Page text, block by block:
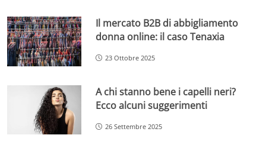
Il mercato B2B di abbigliamento
donna online: il caso Tenaxia
23 Ottobre 2025
A chi stanno bene i capelli neri?
Ecco alcuni suggerimenti
26 Settembre 2025